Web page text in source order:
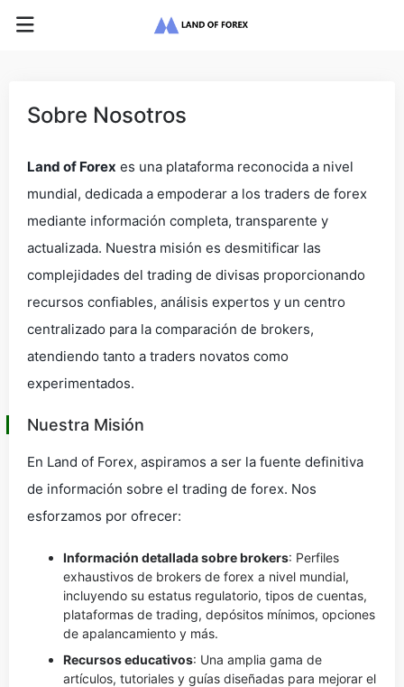
Sobre Nosotros
Land of Forex es una plataforma reconocida a nivel
mundial, dedicada a empoderar a los traders de forex
mediante información completa, transparente y
actualizada. Nuestra misión es desmitificar las
complejidades del trading de divisas proporcionando
recursos confiables, análisis expertos y un centro
centralizado para la comparación de brokers,
atendiendo tanto a traders novatos como
experimentados.
Nuestra Misión
En Land of Forex, aspiramos a ser la fuente definitiva
de información sobre el trading de forex. Nos
esforzamos por ofrecer:
Información detallada sobre brokers: Perfiles
exhaustivos de brokers de forex a nivel mundial,
incluyendo su estatus regulatorio, tipos de cuentas,
plataformas de trading, depósitos mínimos, opciones
de apalancamiento y más.
Recursos educativos: Una amplia gama de
artículos, tutoriales y guías diseñadas para mejorar el